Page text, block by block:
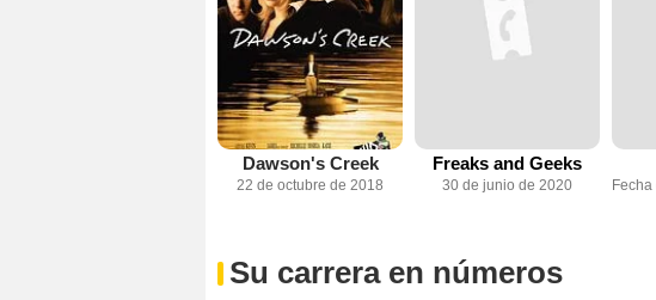
Dawson's Creek
22 de octubre de 2018
Freaks and Geeks
30 de junio de 2020
Su carrera en números